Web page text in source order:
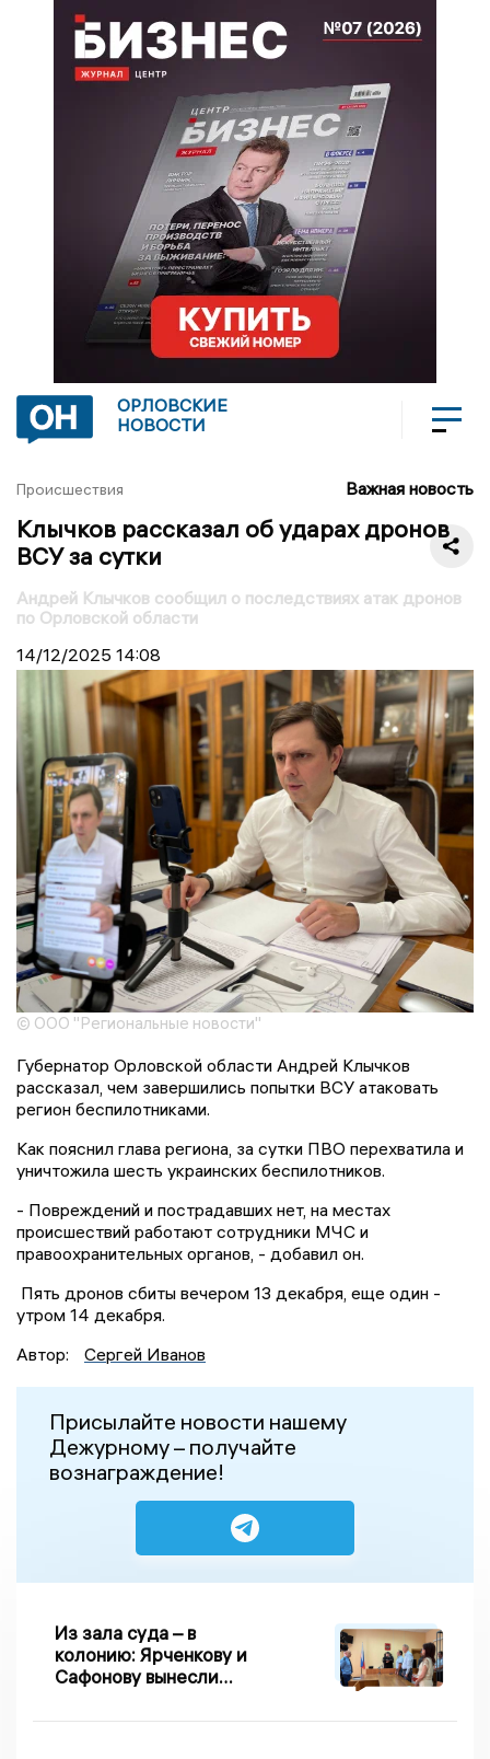
ОРЛОВСКИЕ
НОВОСТИ
Происшествия Важная новость
Клычков рассказал об ударах дронов
ВСУ за сутки
Андрей Клычков сообщил о последствиях атак дронов
по Орловской области
14/12/2025 14:08
© ООО "Региональные новости"
Губернатор Орловской области Андрей Клычков
рассказал, чем завершились попытки ВСУ атаковать
регион беспилотниками.
Как пояснил глава региона, за сутки ПВО перехватила и
уничтожила шесть украинских беспилотников.
- Повреждений и пострадавших нет, на местах
происшествий работают сотрудники МЧС и
правоохранительных органов, - добавил он.
Пять дронов сбиты вечером 13 декабря, еще один -
утром 14 декабря.
Автор:
Сергей Иванов
Присылайте новости нашему
Дежурному – получайте
вознаграждение!
Из зала суда – в
колонию: Ярченкову и
Сафонову вынесли
взятке